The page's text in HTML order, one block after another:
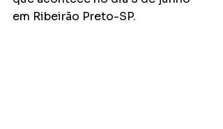
em Ribeirão Preto-SP.